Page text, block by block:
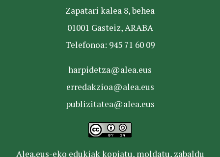
Zapatari kalea 8, behea
01001 Gasteiz, ARABA
Telefonoa: 945 71 60 09
harpidetza@alea.eus
erredakzioa@alea.eus
publizitatea@alea.eus
Alea.eus-eko edukiak kopiatu, moldatu, zabaldu